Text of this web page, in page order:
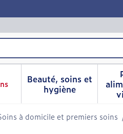
Beauté, soins et
hygièneAfficher le
à domicile et premiers soins